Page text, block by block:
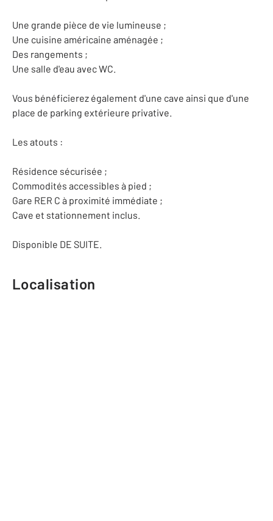
Une grande pièce de vie lumineuse ;
Une cuisine américaine aménagée ;
Des rangements ;
Une salle d'eau avec WC.
Vous bénéficierez également d'une cave ainsi que d'une
place de parking extérieure privative.
Les atouts :
Résidence sécurisée ;
Commodités accessibles à pied ;
Gare RER C à proximité immédiate ;
Cave et stationnement inclus.
Disponible DE SUITE.
Localisation